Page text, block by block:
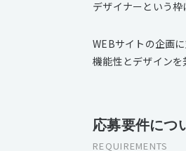
デザイナーという枠
WEBサイトの企画
機能性とデザインを
応募要件につ
REQUIREMENTS